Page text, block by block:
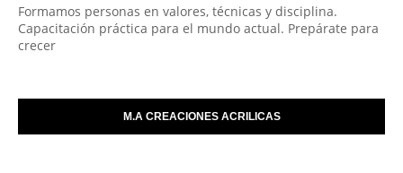
Formamos personas en valores, técnicas y disciplina.
Capacitación práctica para el mundo actual. Prepárate para
crecer
M.A CREACIONES ACRILICAS